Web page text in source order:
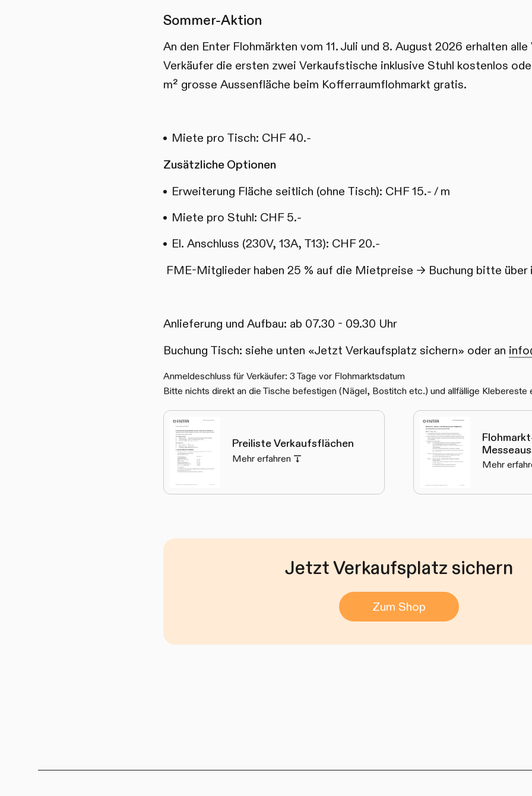
Sommer-Aktion
An den Enter Flohmärkten vom 11. Juli und 8. August 2026 erhalten alle
Verkäufer die ersten zwei Verkaufstische inklusive Stuhl kostenlos
m² grosse Aussenfläche beim Kofferraumflohmarkt gratis.
Miete pro Tisch: CHF 40.-
Zusätzliche Optionen
Erweiterung Fläche seitlich (ohne Tisch): CHF 15.- / m
Miete pro Stuhl: CHF 5.-
El. Anschluss (230V, 13A, T13): CHF 20.-
FME-Mitglieder haben 25 % auf die Mietpreise -> Buchung bitte über
Anlieferung und Aufbau: ab 07.30 - 09.30 Uhr
Buchung Tisch: siehe unten «Jetzt Verkaufsplatz sichern» oder an
Anmeldeschluss für Verkäufer: 3 Tage vor Flohmarktsdatum
Bitte nichts direkt an die Tische befestigen (Nägel, Bostitch etc.) und allfällige Klebereste
Preiliste Verkaufsflächen
Mehr erfahren
Mehr
Jetzt Verkaufsplatz sichern
Zum Shop